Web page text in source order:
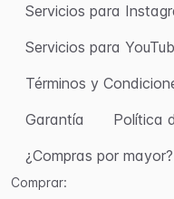
Servicios para
Servicios para
Términos y
Garantía
Política
¿Compras por mayor?
Comprar: